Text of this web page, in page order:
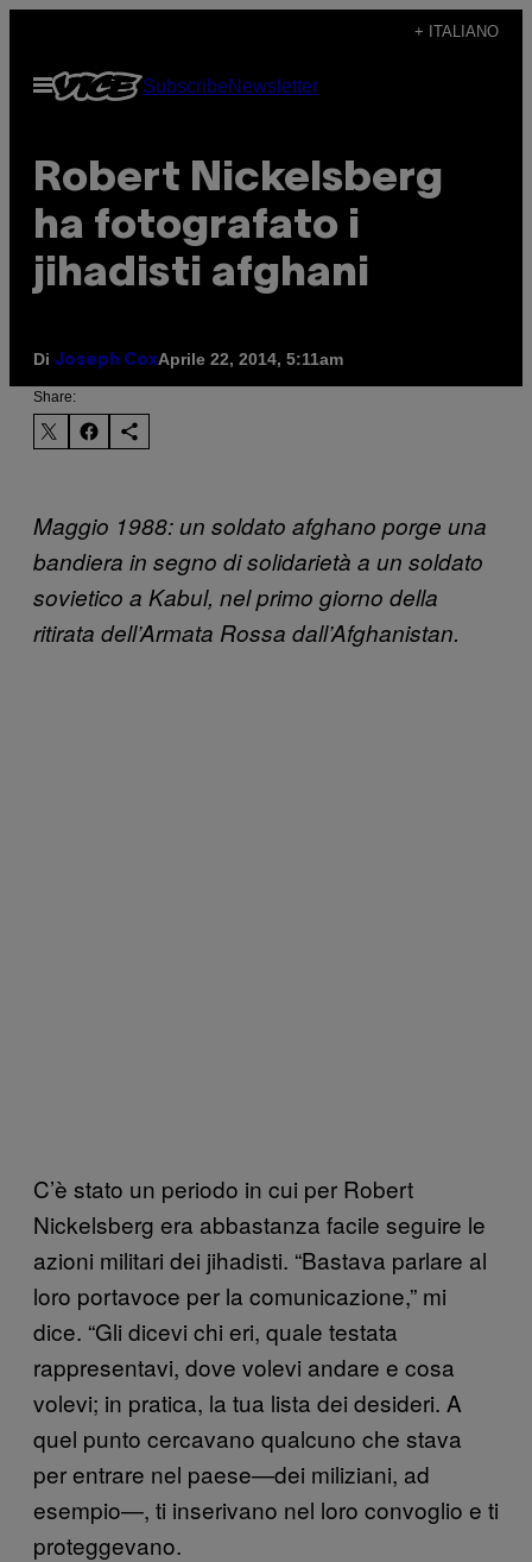
contenuto
+ ITALIANO
Apri
SubscribeNewsletter
Robert Nickelsberg
ha fotografato i
jihadisti afghani
Di Joseph CoxAprile 22, 2014, 5:11am
Share:
Maggio 1988: un soldato afghano porge una
bandiera in segno di solidarietà a un soldato
sovietico a Kabul, nel primo giorno della
ritirata dell’Armata Rossa dall’Afghanistan.
C’è stato un periodo in cui per Robert
Nickelsberg era abbastanza facile seguire le
azioni militari dei jihadisti. “Bastava parlare al
loro portavoce per la comunicazione,” mi
dice. “Gli dicevi chi eri, quale testata
rappresentavi, dove volevi andare e cosa
volevi; in pratica, la tua lista dei desideri. A
quel punto cercavano qualcuno che stava
per entrare nel paese—dei miliziani, ad
esempio—, ti inserivano nel loro convoglio e ti
proteggevano.